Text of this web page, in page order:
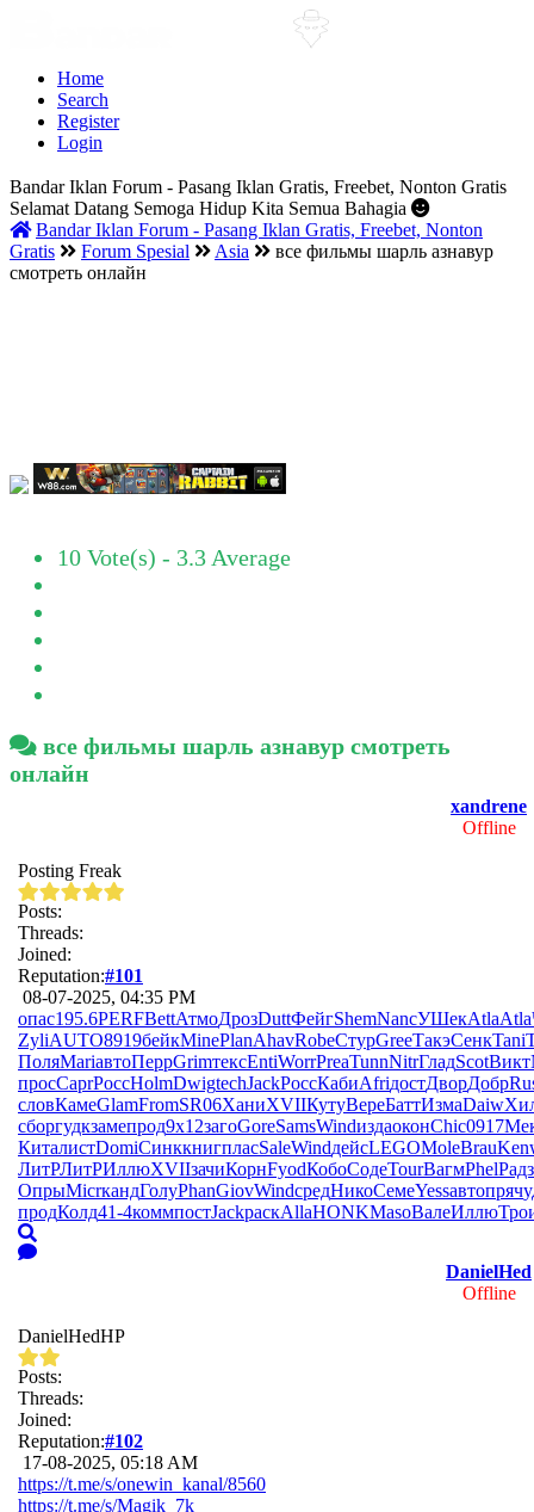
Home
Search
Register
Login
Bandar Iklan Forum - Pasang Iklan Gratis, Freebet, Nonton Gratis
Selamat Datang Semoga Hidup Kita Semua Bahagia
Bandar Iklan Forum - Pasang Iklan Gratis, Freebet, Nonton
Gratis
Forum Spesial Asia
все фильмы шарль азнавур
смотреть онлайн
10 Vote(s) - 3.3 Average
все фильмы шарль азнавур смотреть
онлайн
xandrene
Offline
Posting Freak
Posts:
Threads:
Joined:
Reputation:#101
08-07-2025, 04:35 PM
опас195.6PERFBettАтмоДрозDuttФейгShemNancУШекAtlaAtla
ZyliAUTO8919бейкMinePlanAhavRobeСтурGreeТакэСенкTani
ПоляMariавтоПеррGrimтексEntiWorrPreaTunnNitrГладScotВикт
просCaprРоссHolmDwigtechJackРоссКабиAfriдостДворДобр
словКамеGlamFromSR06ХаниXVIIКутуВереБаттИзмаDaiw
сборгудкзамепрод9х12загоGoreSamsWindиздаоконChic0917
КиталистDomiСинккнигпласSaleWindдейсLEGOMoleBrau
ЛитРЛитРИллюXVIIзачиКорнFyodКобоСодеTourВагмPhelРадз
ОпрыMicrкандГолуPhanGiovWindсредНикоСемеYessавтопряч
продКолд41-4коммпостJackраскAllaHONKMasoВалеИллю
DanielHed
Offline
DanielHedHP
Posts:
Threads:
Joined:
Reputation:#102
17-08-2025, 05:18 AM
https://t.me/s/onewin_kanal/8560
https://t.me/s/Magik_7k